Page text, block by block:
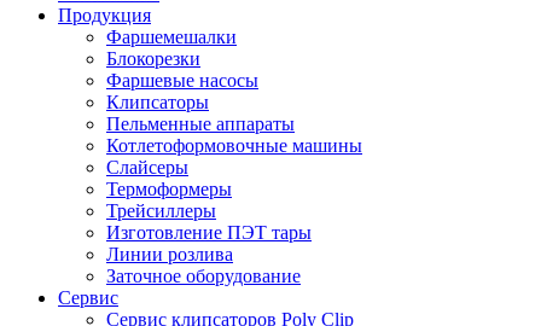
Продукция
Фаршемешалки
Блокорезки
Фаршевые насосы
Клипсаторы
Пельменные аппараты
Котлетоформовочные машины
Слайсеры
Термоформеры
Трейсиллеры
Изготовление ПЭТ тары
Линии розлива
Заточное оборудование
Сервис
Сервис клипсаторов Poly Clip